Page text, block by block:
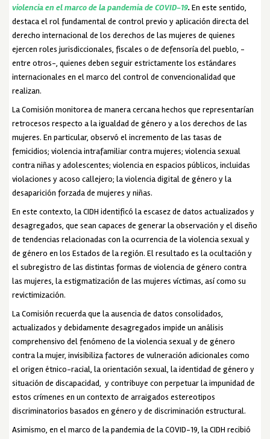
violencia en el marco de la pandemia de COVID-19.En este sentido,
destaca el rol fundamental de control previo y aplicación directa del
derecho internacional de los derechos de las mujeres de quienes
ejercen roles jurisdiccionales, fiscales o de defensoría del pueblo, -
entre otros-, quienes deben seguir estrictamente los estándares
internacionales en el marco del control de convencionalidad que
realizan.
La Comisión monitorea de manera cercana hechos que representarían
retrocesos respecto a la igualdad de género y a los derechos de las
mujeres. En particular, observó el incremento de las tasas de
femicidios; violencia intrafamiliar contra mujeres; violencia sexual
contra niñas y adolescentes; violencia en espacios públicos, incluidas
violaciones y acoso callejero; la violencia digital de género y la
desaparición forzada de mujeres y niñas.
En este contexto, la CIDH identificó la escasez de datos actualizados y
desagregados, que sean capaces de generar la observación y el diseño
de tendencias relacionadas con la ocurrencia de la violencia sexual y
de género en los Estados de la región. El resultado es la ocultación y
el subregistro de las distintas formas de violencia de género contra
las mujeres, la estigmatización de las mujeres víctimas, así como su
revictimización.
La Comisión recuerda que la ausencia de datos consolidados,
actualizados y debidamente desagregados impide un análisis
comprehensivo del fenómeno de la violencia sexual y de género
contra la mujer, invisibiliza factores de vulneración adicionales como
el origen étnico-racial, la orientación sexual, la identidad de género y
situación de discapacidad, y contribuye con perpetuar la impunidad de
estos crímenes en un contexto de arraigados estereotipos
discriminatorios basados en género y de discriminación estructural.
Asimismo, en el marco de la pandemia de la COVID-19, la CIDH recibió